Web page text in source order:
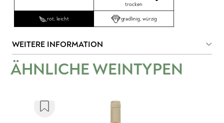
trocken
rot, leicht gradlinig, würzig
WEITERE INFORMATION
ÄHNLICHE WEINTYPEN